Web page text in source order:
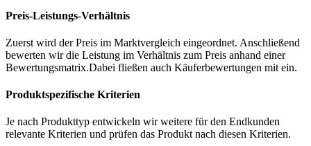
Preis-Leistungs-Verhältnis
Zuerst wird der Preis im Marktvergleich eingeordnet. Anschließend
bewerten wir die Leistung im Verhältnis zum Preis anhand einer
Bewertungsmatrix.Dabei fließen auch Käuferbewertungen mit ein.
Produktspezifische Kriterien
Je nach Produkttyp entwickeln wir weitere für den Endkunden
relevante Kriterien und prüfen das Produkt nach diesen Kriterien.